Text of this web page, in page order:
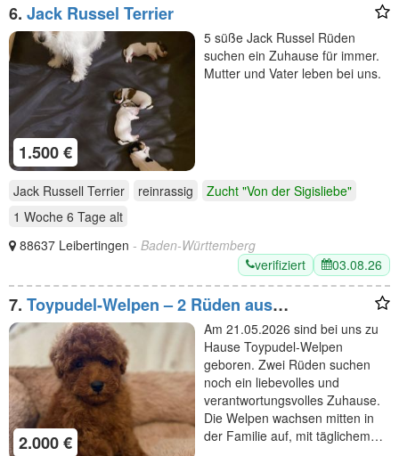
6. Jack Russel Terrier
1.500 €
5 süße Jack Russel Rüden
suchen ein Zuhause für immer.
Mutter und Vater leben bei uns.
Jack Russell Terrier reinrassig
Zucht "Von der Sigisliebe"
1 Woche 6 Tage alt
88637 Leibertingen - Baden-Württemberg
verifiziert
03.08.26
7. Toypudel-Welpen – 2 Rüden aus
Familienaufzucht
2.000 €
Am 21.05.2026 sind bei uns zu
Hause Toypudel-Welpen
geboren. Zwei Rüden suchen
noch ein liebevolles und
verantwortungsvolles Zuhause.
Die Welpen wachsen mitten in
der Familie auf, mit täglichem…